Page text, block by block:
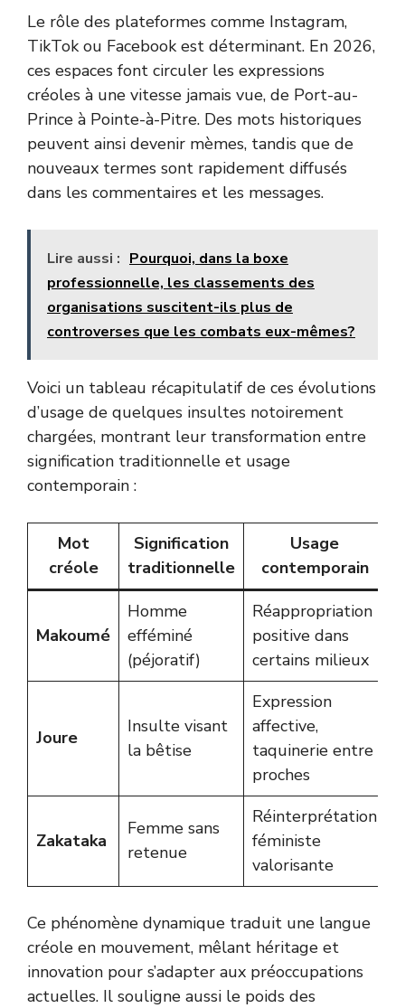
Le rôle des plateformes comme Instagram,
TikTok ou Facebook est déterminant. En 2026,
ces espaces font circuler les expressions
créoles à une vitesse jamais vue, de Port-au-
Prince à Pointe-à-Pitre. Des mots historiques
peuvent ainsi devenir mèmes, tandis que de
nouveaux termes sont rapidement diffusés
dans les commentaires et les messages.
Lire aussi : Pourquoi, dans la boxe
professionnelle, les classements des
organisations suscitent-ils plus de
controverses que les combats eux-mêmes?
Voici un tableau récapitulatif de ces évolutions
d’usage de quelques insultes notoirement
chargées, montrant leur transformation entre
signification traditionnelle et usage
contemporain :
Mot
créole
Signification
traditionnelle
Usage
contemporain
Makoumé
Homme
efféminé
(péjoratif)
Réappropriation
positive dans
certains milieux
Joure
Insulte visant
la bêtise
Expression
affective,
taquinerie entre
proches
Zakataka
Femme sans
retenue
Réinterprétation
féministe
valorisante
Ce phénomène dynamique traduit une langue
créole en mouvement, mêlant héritage et
innovation pour s’adapter aux préoccupations
actuelles. Il souligne aussi le poids des